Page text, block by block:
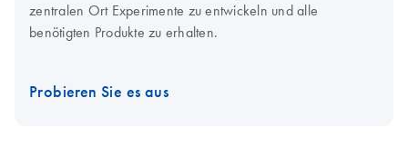
zentralen Ort Experimente zu entwickeln und alle
benötigten Produkte zu erhalten.
Probieren Sie es aus